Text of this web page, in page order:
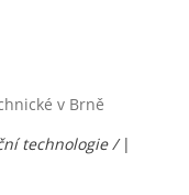
v Brně
technologie / |